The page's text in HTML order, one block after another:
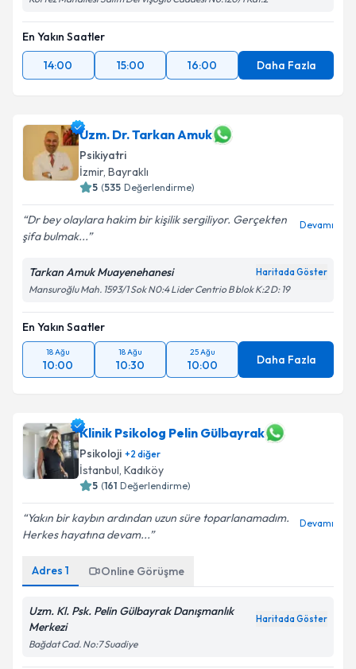
En Yakın Saatler
14:00
15:00 16:00 Daha Fazla
Uzm. Dr. Tarkan Amuk
Psikiyatri
İzmir, Bayraklı
5 (535 Değerlendirme)
Dr bey olaylara hakim bir kişilik sergiliyor. Gerçekten
şifa bulmak...
Devamı
Tarkan Amuk Muayenehanesi Haritada Göster
Mansuroğlu Mah. 1593/1 Sok N0:4 Lider Centrio B blok K:2 D: 19
En Yakın Saatler
18 Ağu
10:00
18 Ağu
10:30
25 Ağu
10:00 Daha Fazla
Klinik Psikolog Pelin Gülbayrak
Psikoloji +2 diğer
İstanbul, Kadıköy
5 (161 Değerlendirme)
Yakın bir kaybın ardından uzun süre toparlanamadım.
Herkes hayatına devam...
Devamı
Adres 1 Online Görüşme
Uzm. Kl. Psk. Pelin Gülbayrak Danışmanlık
Merkezi
Haritada Göster
Bağdat Cad. No:7 Suadiye